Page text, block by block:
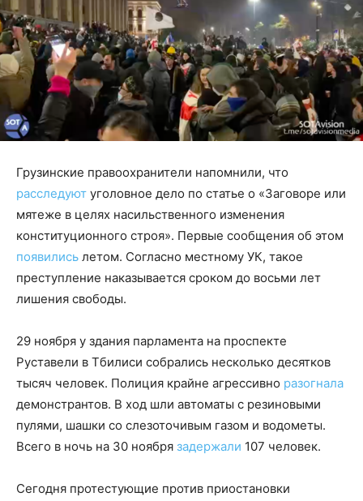
Грузинские правоохранители напомнили, что
расследуют уголовное дело по статье о «Заговоре или
мятеже в целях насильственного изменения
конституционного строя». Первые сообщения об этом
появились летом. Согласно местному УК, такое
преступление наказывается сроком до восьми лет
лишения свободы.
29 ноября у здания парламента на проспекте
Руставели в Тбилиси собрались несколько десятков
тысяч человек. Полиция крайне агрессивно разогнала
демонстрантов. В ход шли автоматы с резиновыми
пулями, шашки со слезоточивым газом и водометы.
Всего в ночь на 30 ноября задержали 107 человек.
Сегодня протестующие против приостановки